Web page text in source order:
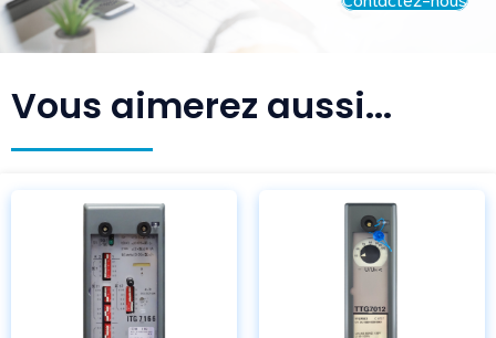
Vous aimerez aussi...